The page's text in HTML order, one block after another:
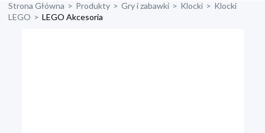
Produkty
Strona Główna > Produkty > Gry i zabawki > Klocki > Klocki
LEGO > LEGO Akcesoria